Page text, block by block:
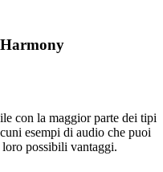
con la maggior parte dei tipi
esempi di audio che puoi
possibili vantaggi.